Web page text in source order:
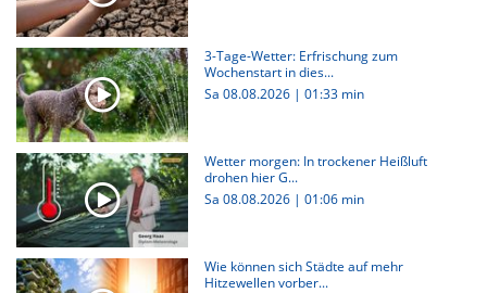
3-Tage-Wetter: Erfrischung zum
Wochenstart in dies...
Sa 08.08.2026 | 01:33 min
Wetter morgen: In trockener Heißluft
drohen hier G...
Sa 08.08.2026 | 01:06 min
Wie können sich Städte auf mehr
Hitzewellen vorber...